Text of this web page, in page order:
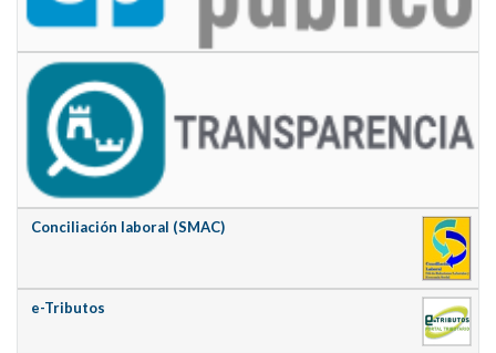
Conciliación laboral (SMAC)
e-Tributos